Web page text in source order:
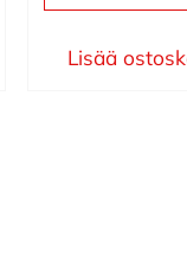
Lisää